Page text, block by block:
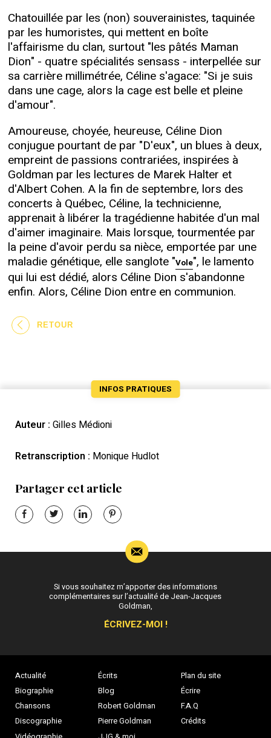
Chatouillée par les (non) souverainistes, taquinée
par les humoristes, qui mettent en boîte
l'affairisme du clan, surtout "les pâtés Maman
Dion" - quatre spécialités sensass - interpellée sur
sa carrière millimétrée, Céline s'agace: "Si je suis
dans une cage, alors la cage est belle et pleine
d'amour".
Amoureuse, choyée, heureuse, Céline Dion
conjugue pourtant de par "D'eux", un blues à deux,
empreint de passions contrariées, inspirées à
Goldman par les lectures de Marek Halter et
d'Albert Cohen. A la fin de septembre, lors des
concerts à Québec, Céline, la technicienne,
apprenait à libérer la tragédienne habitée d'un mal
d'aimer imaginaire. Mais lorsque, tourmentée par
la peine d'avoir perdu sa nièce, emportée par une
maladie génétique, elle sanglote "Vole", le lamento
qui lui est dédié, alors Céline Dion s'abandonne
enfin. Alors, Céline Dion entre en communion.
RETOUR
INFOS PRATIQUES
Auteur : Gilles Médioni
Retranscription : Monique Hudlot
Partager cet article
Actualité
Biographie
Chansons
Discographie
Écrits
Blog
Robert Goldman
Pierre Goldman
Plan du site
Écrire
F.A.Q
Crédits
Si vous souhaitez m’apporter des informations
complémentaires sur l’actualité de Jean-Jacques
Goldman,
ÉCRIVEZ-MOI !